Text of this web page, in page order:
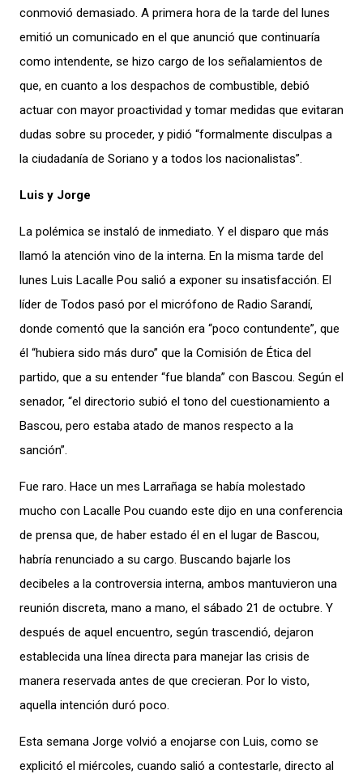
conmovió demasiado. A primera hora de la tarde del lunes
emitió un comunicado en el que anunció que continuaría
como intendente, se hizo cargo de los señalamientos de
que, en cuanto a los despachos de combustible, debió
actuar con mayor proactividad y tomar medidas que evitaran
dudas sobre su proceder, y pidió “formalmente disculpas a
la ciudadanía de Soriano y a todos los nacionalistas”.
Luis y Jorge
La polémica se instaló de inmediato. Y el disparo que más
llamó la atención vino de la interna. En la misma tarde del
lunes Luis Lacalle Pou salió a exponer su insatisfacción. El
líder de Todos pasó por el micrófono de Radio Sarandí,
donde comentó que la sanción era “poco contundente”, que
él “hubiera sido más duro” que la Comisión de Ética del
partido, que a su entender “fue blanda” con Bascou. Según el
senador, “el directorio subió el tono del cuestionamiento a
Bascou, pero estaba atado de manos respecto a la
sanción”.
Fue raro. Hace un mes Larrañaga se había molestado
mucho con Lacalle Pou cuando este dijo en una conferencia
de prensa que, de haber estado él en el lugar de Bascou,
habría renunciado a su cargo. Buscando bajarle los
decibeles a la controversia interna, ambos mantuvieron una
reunión discreta, mano a mano, el sábado 21 de octubre. Y
después de aquel encuentro, según trascendió, dejaron
establecida una línea directa para manejar las crisis de
manera reservada antes de que crecieran. Por lo visto,
aquella intención duró poco.
Esta semana Jorge volvió a enojarse con Luis, como se
explicitó el miércoles, cuando salió a contestarle, directo al